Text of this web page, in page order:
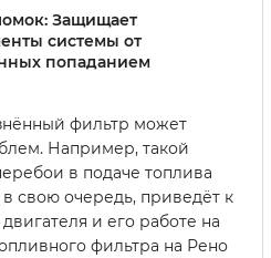
Защищает
системы от
попаданием
фильтр может
Например, такой
в подаче топлива
в свою очередь, приведёт к
и его работе на
фильтра на Рено